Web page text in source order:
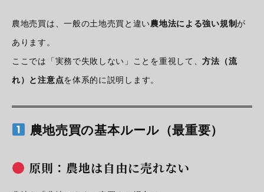
農地売買は、一般の土地売買と違い農地法による強い規制が
あります。
ここでは「実務で失敗しない」ことを重視して、方法（流
れ）と注意点を体系的に説明します。
農地売買の基本ルール（最重要）
原則：農地は自由に売れない